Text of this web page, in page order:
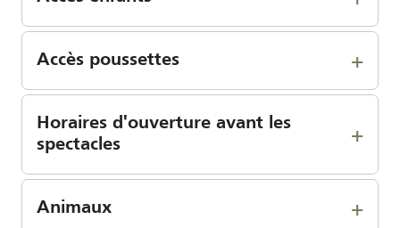
Accès poussettes
Horaires d'ouverture avant les
spectacles
Animaux